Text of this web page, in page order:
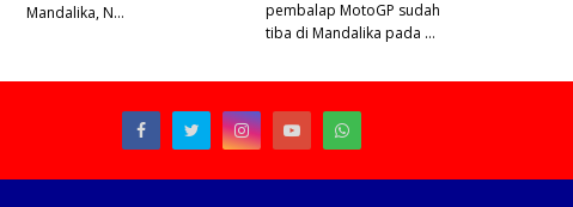
Mandalika, N…
pembalap MotoGP sudah
tiba di Mandalika pada …